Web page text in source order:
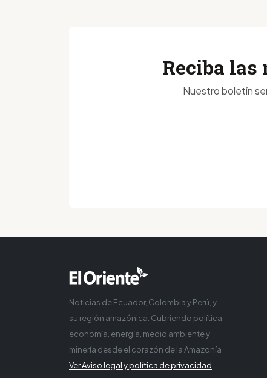
Reciba
Nuestro boletín
Noticias de Ecuador, Colombia y Perú, y
su región amazónica. Cubriendo política,
economía, energía, medio ambiente y
minería desde el corazón de la Amazonía
Ver Aviso legal y política de privacidad